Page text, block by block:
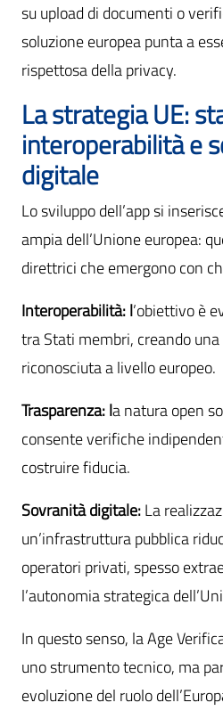
su upload di documenti o
soluzione europea punta a
rispettosa della privacy.
La strategia UE:
interoperabilità e
digitale
Lo sviluppo dell’app si
ampia dell’Unione europea:
direttrici che emergono con
Interoperabilità: l’obiettivo è
tra Stati membri, creando
riconosciuta a livello europeo.
Trasparenza: la natura open
consente verifiche
costruire fiducia.
Sovranità digitale:La
un’infrastruttura pubblica
operatori privati, spesso
l’autonomia strategica
In questo senso, la Age
uno strumento tecnico, ma
evoluzione del ruolo